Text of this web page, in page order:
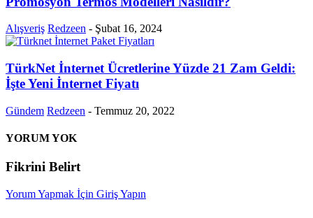
Alışveriş Redzeen - Şubat 16, 2024
TürkNet İnternet Ücretlerine Yüzde 21 Zam Geldi:
İşte Yeni İnternet Fiyatı
Gündem Redzeen - Temmuz 20, 2022
YORUM YOK
Fikrini Belirt
Yorum Yapmak İçin Giriş Yapın